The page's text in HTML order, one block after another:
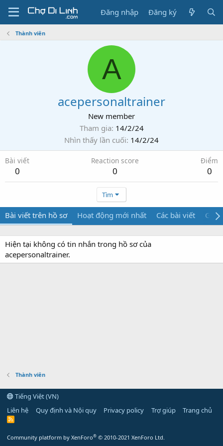
Đăng nhập Đăng ký
Thành viên
A
acepersonaltrainer
New member
Tham gia 14/2/24
Nhìn thấy lần cuối 14/2/24
Bài viết
0
Reaction score
0
Điểm
0
Tìm
Bài viết trên hồ sơ Hoạt động mới nhất Các bài viết Giới
Hiện tại không có tin nhắn trong hồ sơ của
acepersonaltrainer.
Thành viên
Tiếng Việt (VN)
Liên hệ
Quy định và Nội quy Privacy policy Trợ giúp Trang chủ
R
Community platform by XenForo® © 2010-2021 XenForo Ltd.